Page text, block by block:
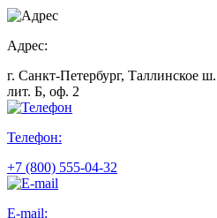
Адрес:
г. Санкт-Петербург, Таллинское
лит. Б, оф. 2
Телефон:
+7 (800) 555-04-32
E-mail: